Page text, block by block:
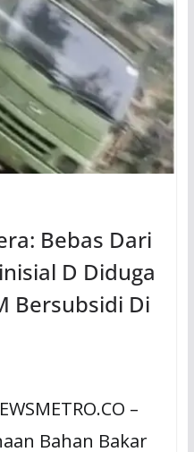
Bebas Dari
D Diduga
Bersubsidi Di
–
Bahan Bakar